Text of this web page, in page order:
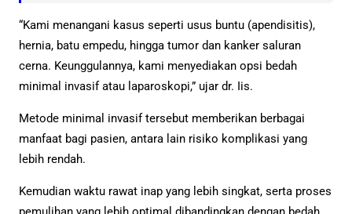
“Kami menangani kasus seperti usus buntu (apendisitis),
hernia, batu empedu, hingga tumor dan kanker saluran
cerna. Keunggulannya, kami menyediakan opsi bedah
minimal invasif atau laparoskopi,” ujar dr. Iis.
Metode minimal invasif tersebut memberikan berbagai
manfaat bagi pasien, antara lain risiko komplikasi yang
lebih rendah.
Kemudian waktu rawat inap yang lebih singkat, serta proses